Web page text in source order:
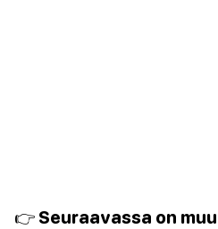
👉 Seuraavassa on